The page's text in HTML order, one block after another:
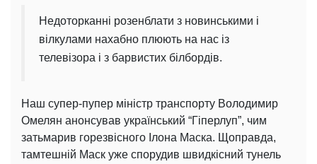
Недоторканні розенблати з новинськими і
вілкулами нахабно плюють на нас із
телевізора і з барвистих білбордів.
Наш супер-пупер міністр транспорту Володимир
Омелян анонсував український “Гіперлуп”, чим
затьмарив горезвісного Ілона Маска. Щоправда,
тамтешній Маск уже спорудив швидкісний тунель